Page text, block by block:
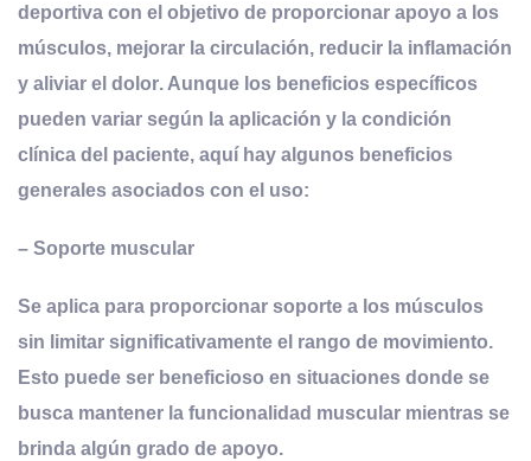
deportiva con el objetivo de proporcionar apoyo a los
músculos, mejorar la circulación, reducir la inflamación
y aliviar el dolor. Aunque los beneficios específicos
pueden variar según la aplicación y la condición
clínica del paciente, aquí hay algunos beneficios
generales asociados con el uso:
– Soporte muscular
Se aplica para proporcionar soporte a los músculos
sin limitar significativamente el rango de movimiento.
Esto puede ser beneficioso en situaciones donde se
busca mantener la funcionalidad muscular mientras se
brinda algún grado de apoyo.